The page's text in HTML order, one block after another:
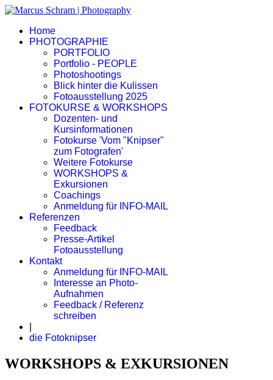
Home
PHOTOGRAPHIE
PORTFOLIO
Portfolio - PEOPLE
Photoshootings
Blick hinter die Kulissen
Fotoausstellung 2025
FOTOKURSE & WORKSHOPS
Dozenten- und
Kursinformationen
Fotokurse 'Vom "Knipser"
zum Fotografen'
Weitere Fotokurse
WORKSHOPS &
Exkursionen
Coachings
Anmeldung für INFO-MAIL
Referenzen
Feedback
Presse-Artikel
Fotoausstellung
Kontakt
Anmeldung für INFO-MAIL
Interesse an Photo-
Aufnahmen
Feedback / Referenz
schreiben
die Fotoknipser
WORKSHOPS & EXKURSIONEN